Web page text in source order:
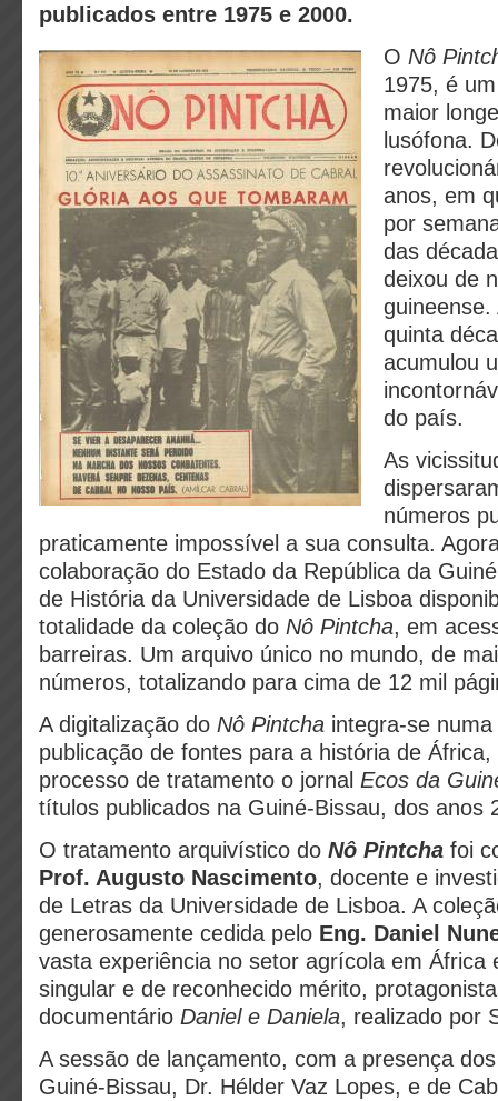
publicados entre 1975 e 2000.
O Nô
1975, é
maior
lusófona.
anos, em
por
das
deixou de
guineense.
quinta
acumulou
do país.
As
números
praticamente impossível a sua consulta.
colaboração do Estado da República da
de História da Universidade de Lisboa
totalidade da coleção do Nô Pintcha, em
barreiras. Um arquivo único no mundo, de
números, totalizando para cima de 12 mil
A digitalização do Nô Pintcha integra-se
publicação de fontes para a história de
processo de tratamento o jornal Ecos da
títulos publicados na Guiné-Bissau, dos anos
O tratamento arquivístico do Nô Pintcha foi
Prof. Augusto Nascimento, docente e
de Letras da Universidade de Lisboa. A
generosamente cedida pelo Eng. Daniel
vasta experiência no setor agrícola em África
singular e de reconhecido mérito,
documentário Daniel e Daniela, realizado por
A sessão de lançamento, com a presença
Guiné-Bissau, Dr. Hélder Vaz Lopes, e de